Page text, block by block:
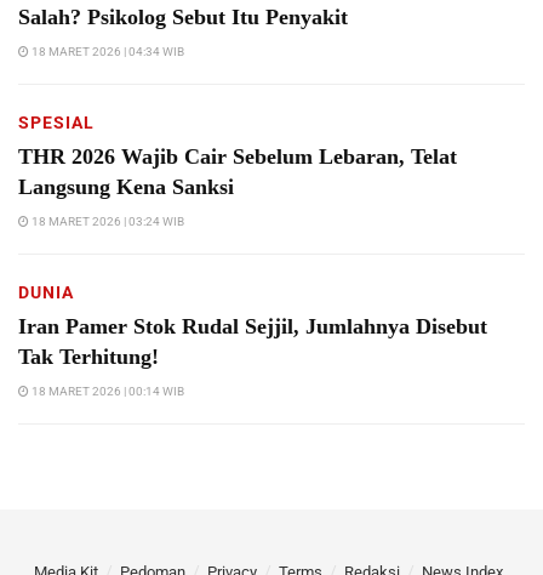
Salah? Psikolog Sebut Itu Penyakit
18 MARET 2026 | 04:34 WIB
SPESIAL
THR 2026 Wajib Cair Sebelum Lebaran, Telat
Langsung Kena Sanksi
18 MARET 2026 | 03:24 WIB
DUNIA
Iran Pamer Stok Rudal Sejjil, Jumlahnya Disebut
Tak Terhitung!
18 MARET 2026 | 00:14 WIB